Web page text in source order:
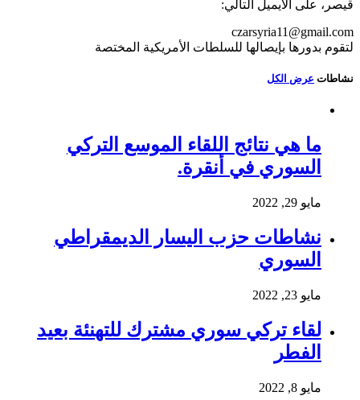
قيصر، على الايميل التالي:
czarsyria11@gmail.com
لتقوم بدورها بإيصالها للسلطات الأمريكية المختصة
نشاطات عرض الكل
ما هي نتائج اللقاء الموسع التركي
السوري في أنقرة.
مايو 29, 2022
نشاطات حزب اليسار الديمقراطي
السوري
مايو 23, 2022
لقاء تركي سوري مشترك للتهنئة بعيد
الفطر
مايو 8, 2022